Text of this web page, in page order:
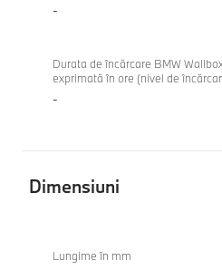
-
Durata de încărcare BMW
exprimată în ore (nivel de
-
Dimensiuni
Lungime în mm